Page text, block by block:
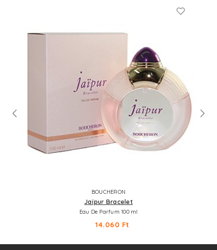
BOUCHERON
Jaïpur Bracelet
Eau De Parfum 100 ml
14.060 Ft